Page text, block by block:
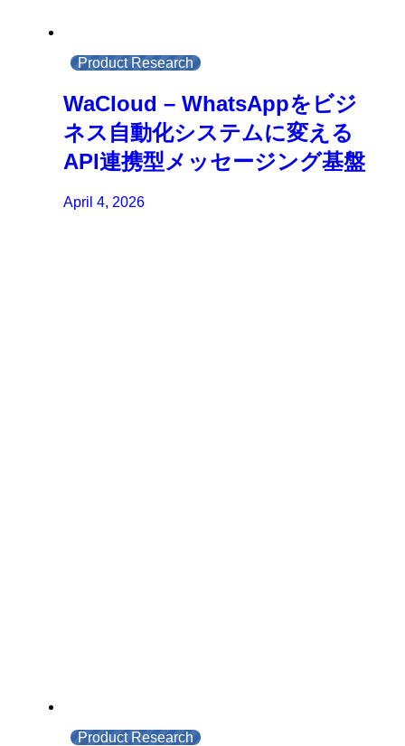
Product Research
WaCloud – WhatsAppをビジ
ネス自動化システムに変える
API連携型メッセージング基盤
April 4, 2026
Product Research